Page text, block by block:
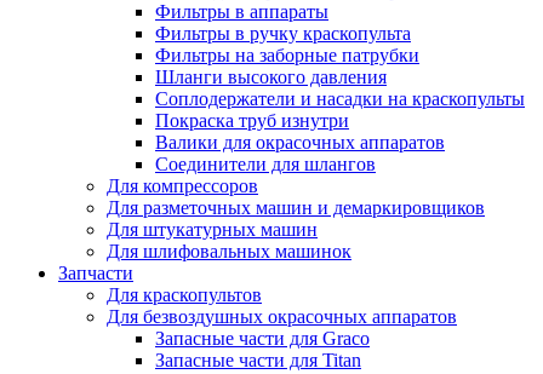
Фильтры в аппараты
Фильтры в ручку краскопульта
Фильтры на заборные патрубки
Шланги высокого давления
Соплодержатели и насадки на краскопульты
Покраска труб изнутри
Валики для окрасочных аппаратов
Соединители для шлангов
Для компрессоров
Для разметочных машин и демаркировщиков
Для штукатурных машин
Для шлифовальных машинок
Запчасти
Для краскопультов
Для безвоздушных окрасочных аппаратов
Запасные части для Graco
Запасные части для Titan